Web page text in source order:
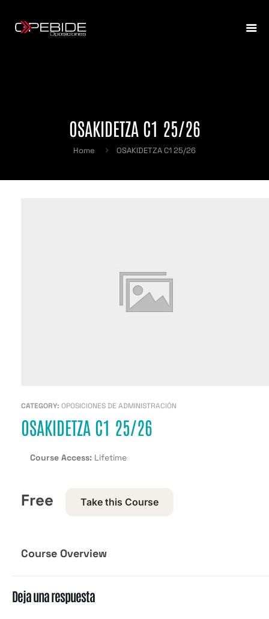
OSAKIDETZA C1 25/26
Home OSAKIDETZA C1 25/26
CATEGORY: OPOSICIONES DE ADMINISTRACIÓN
OSAKIDETZA C1 25/26
Course Access: Lifetime
Free Take this Course
Course Overview
Deja una respuesta